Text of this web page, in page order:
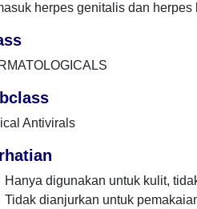
herpes genitalis dan
Antivirals
Hanya digunakan untuk kulit,
Tidak dianjurkan untuk